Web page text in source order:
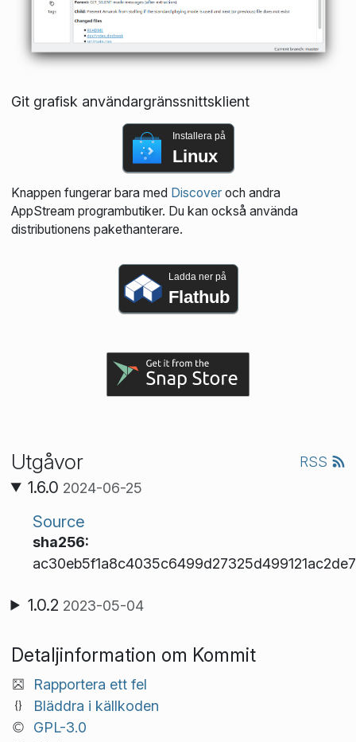
Git grafisk användargränssnittsklient
Installera på
Linux
Knappen fungerar bara med Discoveroch andra
AppStream programbutiker. Du kan också använda
distributionens pakethanterare.
Ladda ner på
Flathub
Utgåvor RSS
1.6.0 2024-06-25
Source
sha256:
1.0.2 2023-05-04
Detaljinformation om Kommit
Rapportera ett fel
Bläddra i källkoden
GPL-3.0